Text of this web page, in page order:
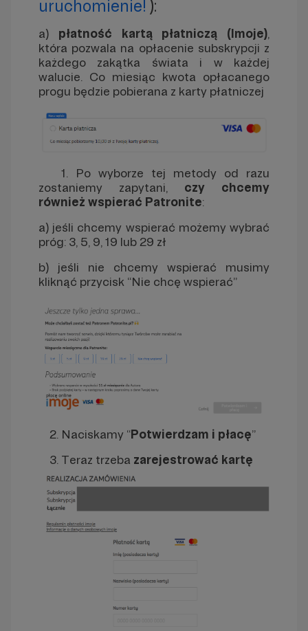
uruchomienie! ):
a) płatność kartą płatniczą (Imoje)
która pozwala na opłacenie subskrypcji z
każdego zakątka świata i w każdej
walucie. Co miesiąc kwota opłacanego
progu będzie pobierana z karty płatniczej
1. Po wyborze tej metody od razu
zostaniemy zapytani, czy chcemy
również wspierać Patronite:
a) jeśli chcemy wspierać możemy wybrać
próg: 3, 5, 9, 19 lub 29 zł
b) jeśli nie chcemy wspierać musimy
kliknąć przycisk “Nie chcę wspierać”
2. Naciskamy “Potwierdzam i płacę”
3. Teraz trzeba zarejestrować kartę